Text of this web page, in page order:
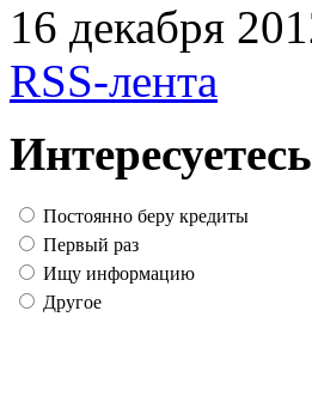
16 декабря
RSS-лента
Постоянно беру кредиты
Первый раз
Ищу информацию
Другое